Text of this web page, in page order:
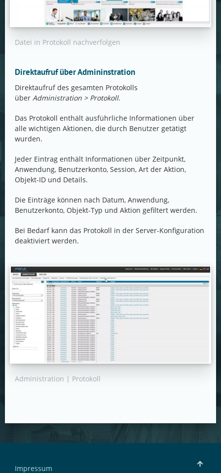
Datei in Protokoll nachverfolgen
Direktaufruf über Admininstration
Direktaufruf des gesamten Protokolls
über Administration > Protokoll.
Das Protokoll enthält ausführliche Informationen über
alle wichtigen Aktionen, die durch Benutzer getätigt
wurden.
Jeder Eintrag enthält Informationen über Zeitpunkt,
Anwendung, Benutzerkonto, Session, Art der Aktion,
Objekt-ID und Details.
Die Einträge können nach Datum, Anwendung,
Benutzerkonto, Objekt-Typ und Aktion gefiltert werden.
Bei Bedarf kann das Protokoll in der Server-Konfiguration
deaktiviert werden.
Administration | Protokoll
Impressum